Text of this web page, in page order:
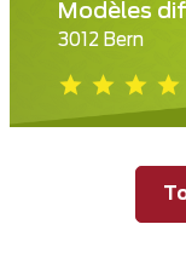
Modèles
3012 Bern